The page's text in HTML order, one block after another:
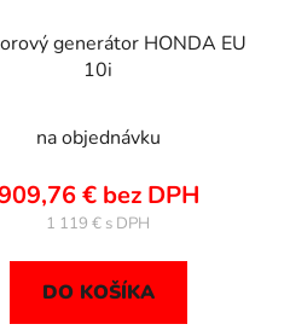
generátor HONDA EU
10i
na objednávku
€ bez DPH
1 119 €
DO KOŠÍKA